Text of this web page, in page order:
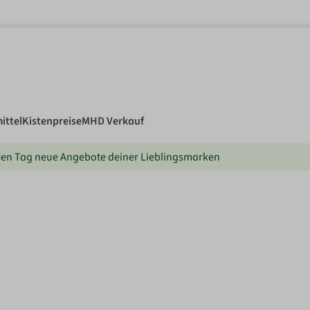
KistenpreiseMHD Verkauf
Tag neue Angebote deiner Lieblingsmarken